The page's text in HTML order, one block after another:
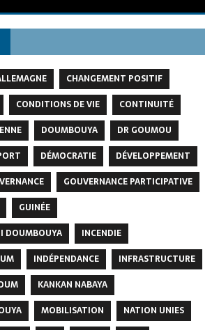
CHANGEMENT POSITIF
CONDITIONS DE VIE
CONTINUITÉ
DOUMBOUYA
DR GOUMOU
DÉMOCRATIE
DÉVELOPPEMENT
GOUVERNANCE PARTICIPATIVE
GUINÉE
DOUMBOUYA
INCENDIE
INDÉPENDANCE
INFRASTRUCTURE
KANKAN NABAYA
MOBILISATION
NATION UNIES